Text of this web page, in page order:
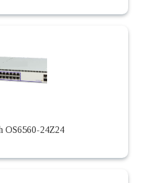
OS6560-24Z24